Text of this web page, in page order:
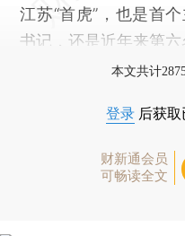
江苏“首虎”，也是首
书记，还是近年来第六
本文共计
登录 后获
财新通会员
可畅读全文